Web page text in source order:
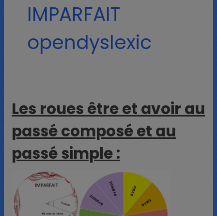
IMPARFAIT
opendyslexic
Les roues être et avoir au
passé composé et au
passé simple :